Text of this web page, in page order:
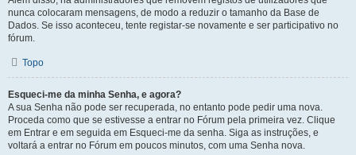
nunca colocaram mensagens, de modo a reduzir o tamanho da Base de
Dados. Se isso aconteceu, tente registar-se novamente e ser participativo no
fórum.
Topo
Esqueci-me da minha Senha, e agora?
A sua Senha não pode ser recuperada, no entanto pode pedir uma nova.
Proceda como que se estivesse a entrar no Fórum pela primeira vez. Clique
em Entrar e em seguida em Esqueci-me da senha. Siga as instruções, e
voltará a entrar no Fórum em poucos minutos, com uma Senha nova.